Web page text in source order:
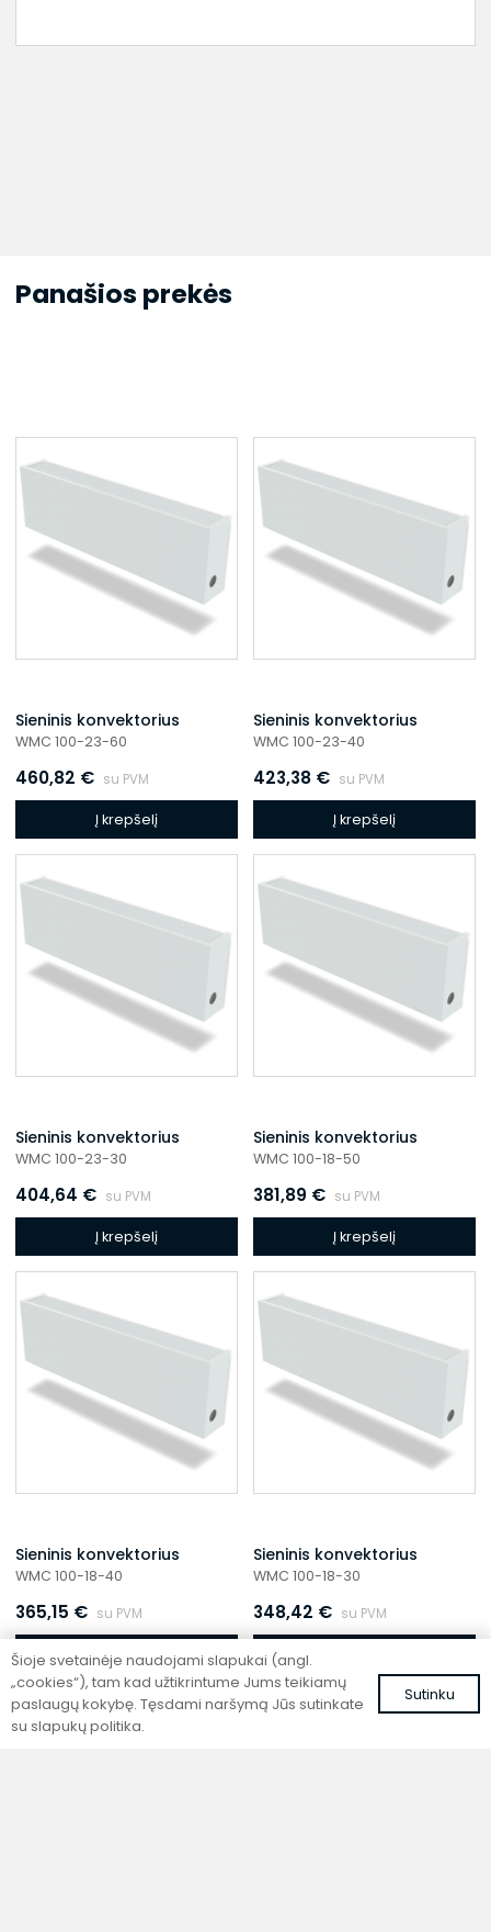
Panašios prekės
Sieninis konvektorius
WMC 100-23-60
460,82 € su PVM
Į krepšelį
Sieninis konvektorius
WMC 100-23-40
423,38 € su PVM
Į krepšelį
Sieninis konvektorius
WMC 100-23-30
404,64 € su PVM
Į krepšelį
Sieninis konvektorius
WMC 100-18-50
381,89 € su PVM
Į krepšelį
Sieninis konvektorius
WMC 100-18-40
365,15 € su PVM
Į krepšelį
Sieninis konvektorius
WMC 100-18-30
348,42 € su PVM
Šioje svetainėje naudojami slapukai (angl.
„cookies“), tam kad užtikrintume Jums teikiamų
paslaugų kokybę. Tęsdami naršymą Jūs sutinkate
su slapukų politika.
Sutinku